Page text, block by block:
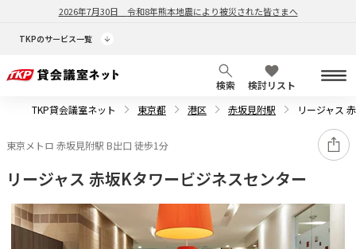
2026年7月30日 令和8年熊本地震により被災された皆さまへ
TKPのサービス一覧
検索
検討リスト
TKP貸会議室ネット
東京都 港区 赤坂見附駅 リージャス
リージャス 赤坂Kタワービジネスセンター
東京メトロ 赤坂見附駅 B出口 徒歩1分